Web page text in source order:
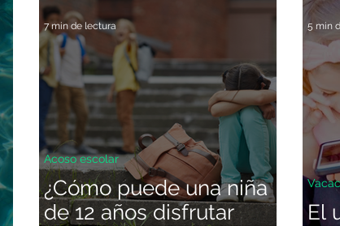
¿Cómo puede una niña
de 12 años disfrutar
Acoso escolar
7 min de lectura
El
5 min